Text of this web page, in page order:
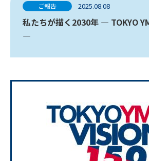
ご報告 2025.08.08
私たちが描く2030年 ― TOKYO
―